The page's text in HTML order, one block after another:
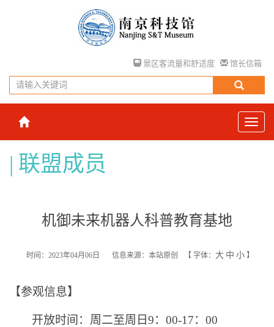
景区客流量和舒适度 馆长信箱
联盟成员
机御未来机器人科普教育基地
时间：2023年04月06日 信息来源：本站原创 【 字体： 大 中 小 】
【参观信息】
开放时间：周二至周日9：00-17：00